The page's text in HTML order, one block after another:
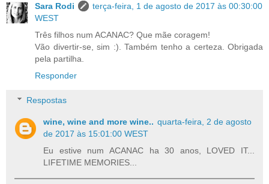
Sara Rodi
terça-feira, 1 de agosto de 2017 às 00:30:00
WEST
Três filhos num ACANAC? Que mãe coragem!
Vão divertir-se, sim :). Também tenho a certeza. Obrigada
pela partilha.
Responder
Respostas
wine, wine and more wine.. quarta-feira, 2 de agosto
de 2017 às 15:01:00 WEST
Eu estive num ACANAC ha 30 anos, LOVED IT...
LIFETIME MEMORIES...